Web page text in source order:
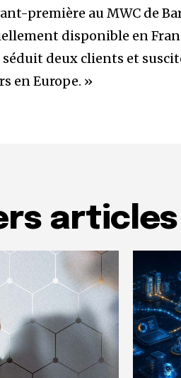
première au MWC de
disponible en
deux clients et
en Europe. »
articles